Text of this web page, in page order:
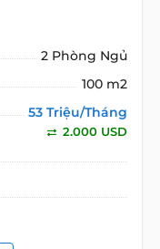
2 Phòng Ngủ
100 m2
53 Triệu/Tháng
2.000 USD